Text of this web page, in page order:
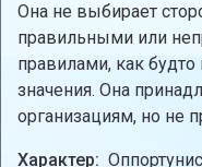
Она не выбирает
правильными или
правилами, как
значения. Она
организациям, но не
Характер: